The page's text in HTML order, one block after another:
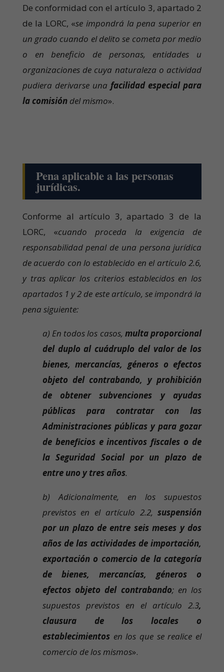
De conformidad con el artículo 3, apartado 2
de la LORC, «se impondrá la pena superior en
un grado cuando el delito se cometa por medio
o en beneficio de personas, entidades u
organizaciones de cuya naturaleza o actividad
pudiera derivarse una facilidad especial para
la comisióndel mismo».
Pena aplicable a las personas
jurídicas.
Conforme al artículo 3, apartado 3 de la
LORC, «cuando proceda la exigencia de
responsabilidad penal de una persona jurídica
de acuerdo con lo establecido en el artículo 2.6,
y tras aplicar los criterios establecidos en los
apartados 1 y 2 de este artículo, se impondrá la
pena siguiente:
a) En todos los casos, multa proporcional
del duplo al cuádruplo del valor de los
bienes, mercancías, géneros o efectos
objeto del contrabando, y prohibición
de obtener subvenciones y ayudas
públicas para contratar con las
Administraciones públicas y para gozar
de beneficios e incentivos fiscales o de
la Seguridad Social por un plazo de
entre uno y tres años.
b) Adicionalmente, en los supuestos
previstos en el artículo 2.2,suspensión
por un plazo de entre seis meses y dos
años de las actividades de importación,
exportación o comercio de la categoría
de bienes, mercancías, géneros o
efectos objeto del contrabando; en los
supuestos previstos en el artículo 2.3,
clausura de los locales o
establecimientosen los que se realice el
comercio de los mismos».